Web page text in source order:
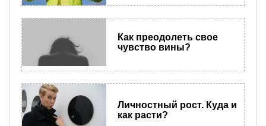
Как преодолеть свое
чувство вины?
Личностный рост. Куда и
как расти?